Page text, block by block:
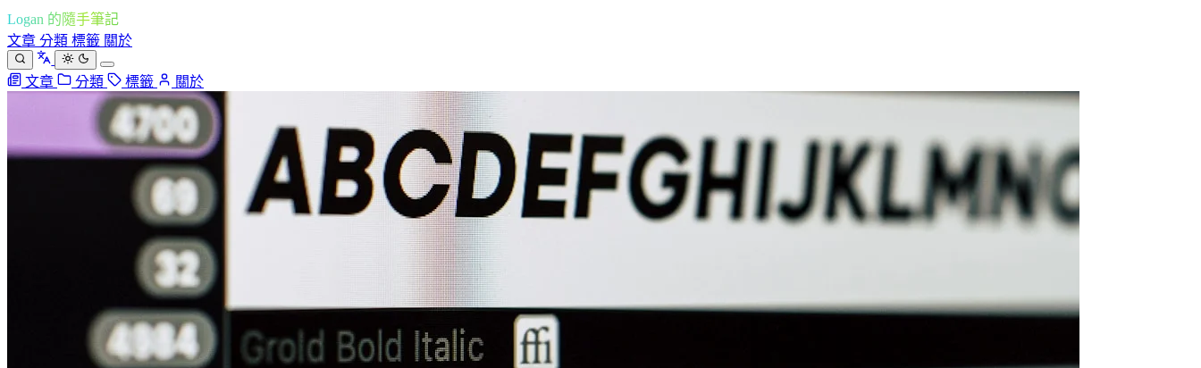
Logan 的隨手筆記
文章 分類 標籤 關於
文章 分類 標籤 關於